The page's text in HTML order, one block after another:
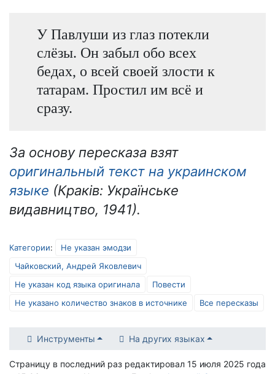
У Павлуши из глаз потекли
слёзы. Он забыл обо всех
бедах, о всей своей злости к
татарам. Простил им всё и
сразу.
За основу пересказа взят
оригинальный текст на украинском
языке (Краків: Українське
видавництво, 1941).
Категории:
Не указан эмодзи
Чайковский, Андрей Яковлевич
Не указан код языка оригинала
Повести
Не указано количество знаков в источнике
Все пересказы
Инструменты На других языках
Страницу в последний раз редактировал 15 июля 2025 года